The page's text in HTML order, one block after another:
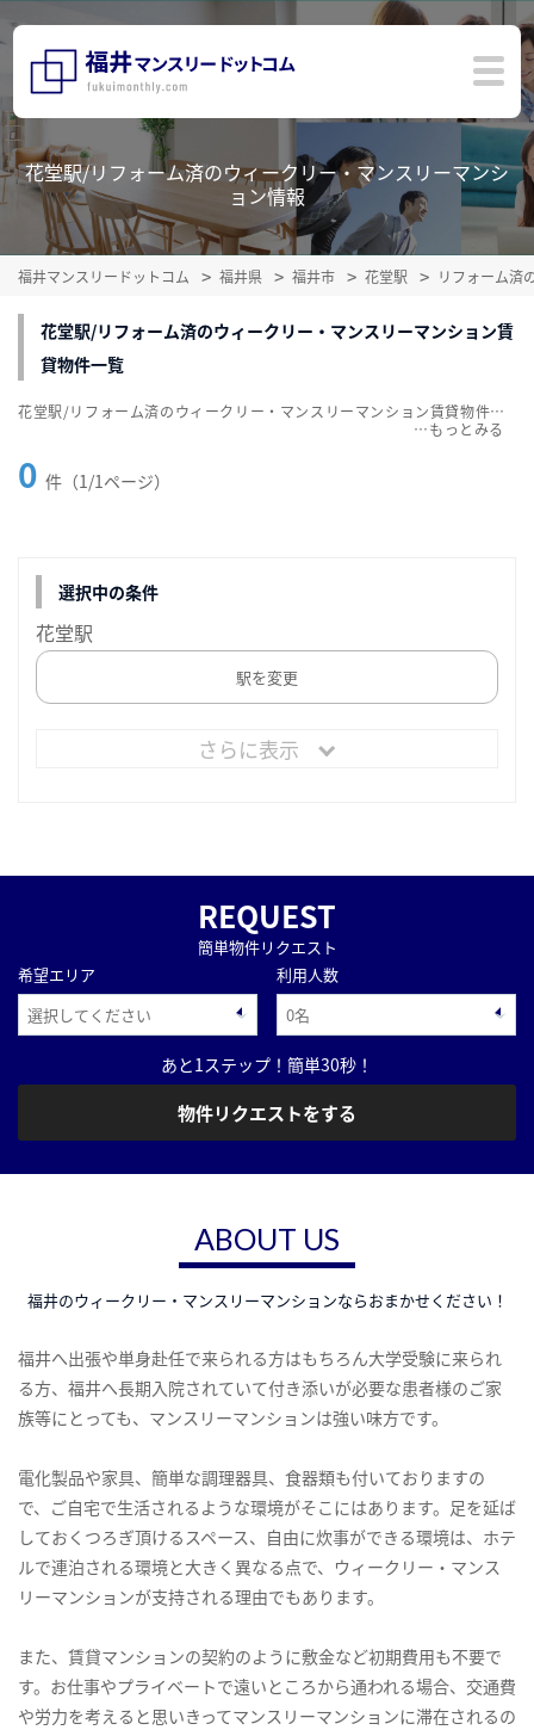
花堂駅/リフォーム済のウィークリー・マンスリーマンシ
ョン情報
福井マンスリードットコム 福井県 福井市 花堂駅 リフォーム済
花堂駅/リフォーム済のウィークリー・マンスリーマンション賃
貸物件一覧
0 件（1/1ページ）
花堂駅/リフォーム済のウィークリー・マンスリーマンション賃貸物件一覧を掲載中。敷金・礼金無料、家具・家電付をご紹介。こだわり条件での絞込みも簡単！
…
選択中の条件
花堂駅
駅を変更
さらに表示
REQUEST
簡単物件リクエスト
希望エリア
利用人数
あと1ステップ！簡単30秒！
物件リクエストをする
ABOUT US
福井のウィークリー・マンスリーマンションならおまかせください！
福井へ出張や単身赴任で来られる方はもちろん大学受験に来られ
る方、福井へ長期入院されていて付き添いが必要な患者様のご家
族等にとっても、マンスリーマンションは強い味方です。
電化製品や家具、簡単な調理器具、食器類も付いておりますの
で、ご自宅で生活されるような環境がそこにはあります。足を延ば
しておくつろぎ頂けるスペース、自由に炊事ができる環境は、ホテ
ルで連泊される環境と大きく異なる点で、ウィークリー・マンス
リーマンションが支持される理由でもあります。
また、賃貸マンションの契約のように敷金など初期費用も不要で
す。お仕事やプライベートで遠いところから通われる場合、交通費
や労力を考えると思いきってマンスリーマンションに滞在されるの